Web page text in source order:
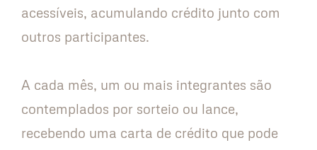
acessíveis, acumulando crédito junto com
outros participantes.
A cada mês, um ou mais integrantes são
contemplados por sorteio ou lance,
recebendo uma carta de crédito que pode